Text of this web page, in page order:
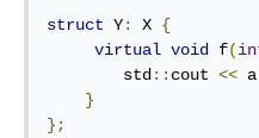
struct Y: X {
virtual void f(
        std
:: cout << a
}
};